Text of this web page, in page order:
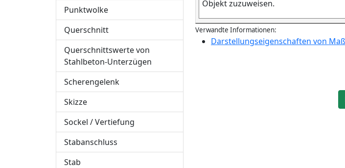
Punktwolke
Querschnitt
Querschnittswerte von
Stahlbeton-Unterzügen
Scherengelenk
Skizze
Sockel / Vertiefung
Stabanschluss
Stab
Objekt zuzuweisen.
Verwandte Informationen:
Darstellungseigenschaften von